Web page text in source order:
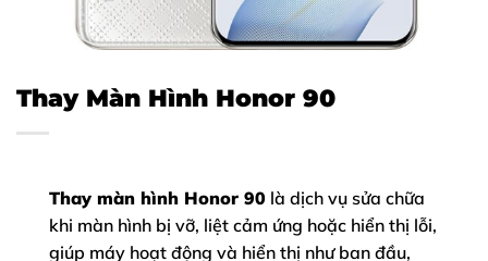
Thay Màn Hình Honor 90
Thay màn hình Honor 90 là dịch vụ sửa chữa
khi màn hình bị vỡ, liệt cảm ứng hoặc hiển thị lỗi,
giúp máy hoạt động và hiển thị như ban đầu,